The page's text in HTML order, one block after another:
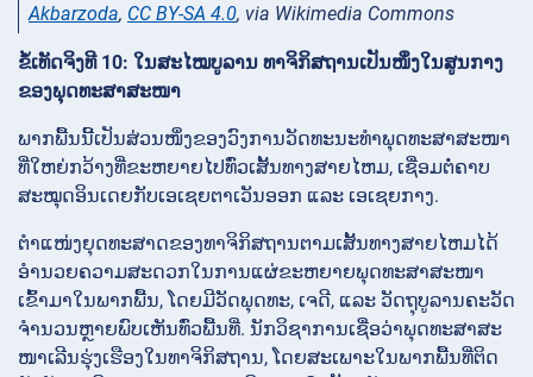
Akbarzoda, CC BY-SA 4.0, via Wikimedia Commons
ຂໍ້ເທັດຈິງທີ 10: ໃນສະໄໝບູລານ ທາຈິກິສຖານເປັນໜຶ່ງໃນສູນກາງ
ຂອງພຸດທະສາສະໜາ
ພາກພື້ນນີ້ເປັນສ່ວນໜຶ່ງຂອງວົງການວັດທະນະທຳພຸດທະສາສະໜາ
ທີ່ໃຫຍ່ກວ້າງທີ່ຂະຫຍາຍໄປທົ່ວເສັ້ນທາງສາຍໄຫມ, ເຊື່ອມຕໍ່ຄາບ
ສະໝຸດອິນເດຍກັບເອເຊຍຕາເວັນອອກ ແລະ ເອເຊຍກາງ.
ຕຳແໜ່ງຍຸດທະສາດຂອງທາຈິກິສຖານຕາມເສັ້ນທາງສາຍໄຫມໄດ້
ອຳນວຍຄວາມສະດວກໃນການແຜ່ຂະຫຍາຍພຸດທະສາສະໜາ
ເຂົ້າມາໃນພາກພື້ນ, ໂດຍມີວັດພຸດທະ, ເຈດີ, ແລະ ວັດຖຸບູລານຄະວັດ
ຈຳນວນຫຼາຍພົບເຫັນທົ່ວພື້ນທີ່. ນັກວິຊາການເຊື່ອວ່າພຸດທະສາສະ
ໜາເລີນຮຸ່ງເຮືອງໃນທາຈິກິສຖານ, ໂດຍສະເພາະໃນພາກພື້ນທີ່ຕິດ